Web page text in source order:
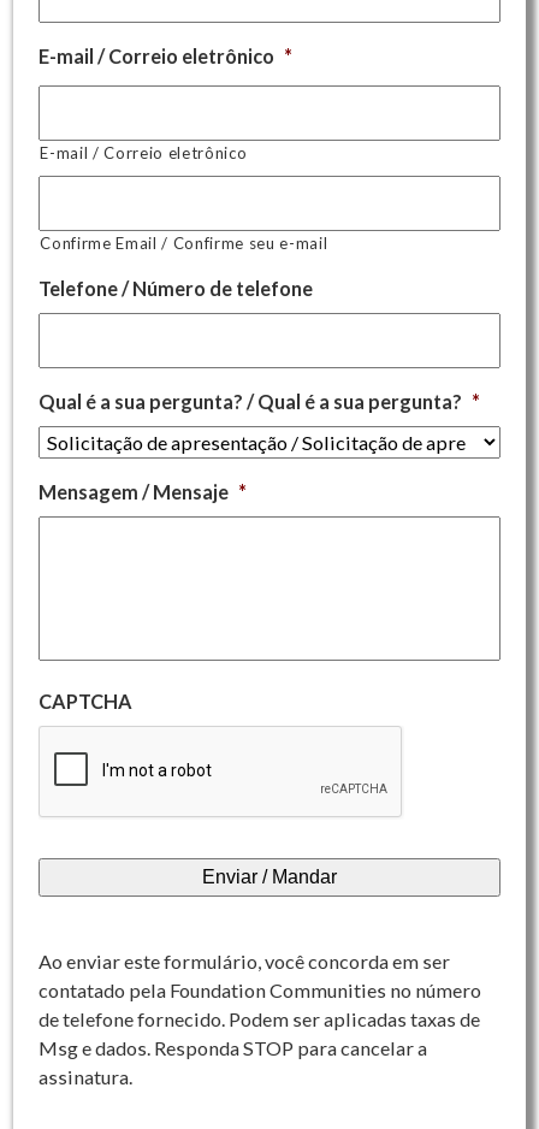
E-mail / Correio eletrônico *
E-mail / Correio eletrônico
Confirme Email / Confirme seu e-mail
Telefone / Número de telefone
Qual é a sua pergunta? / Qual é a sua pergunta? *
Mensagem / Mensaje *
CAPTCHA
Ao enviar este formulário, você concorda em ser
contatado pela Foundation Communities no número
de telefone fornecido. Podem ser aplicadas taxas de
Msg e dados. Responda STOP para cancelar a
assinatura.